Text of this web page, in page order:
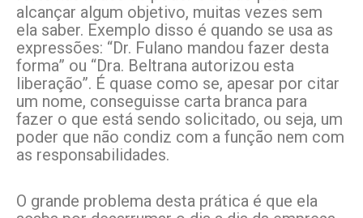
alcançar algum objetivo, muitas vezes sem
ela saber. Exemplo disso é quando se usa as
expressões: “Dr. Fulano mandou fazer desta
forma” ou “Dra. Beltrana autorizou esta
liberação”. É quase como se, apesar por citar
um nome, conseguisse carta branca para
fazer o que está sendo solicitado, ou seja, um
poder que não condiz com a função nem com
as responsabilidades.
O grande problema desta prática é que ela